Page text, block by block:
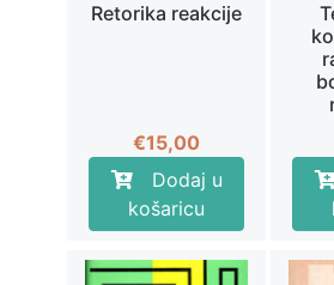
Retorika reakcije
€15,00
Dodaj u
košaricu